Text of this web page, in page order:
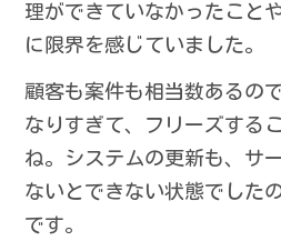
理ができていなかったこと
に限界を感じていました。
顧客も案件も相当数あるの
なりすぎて、フリーズする
ね。システムの更新も、サ
ないとできない状態でした
です。